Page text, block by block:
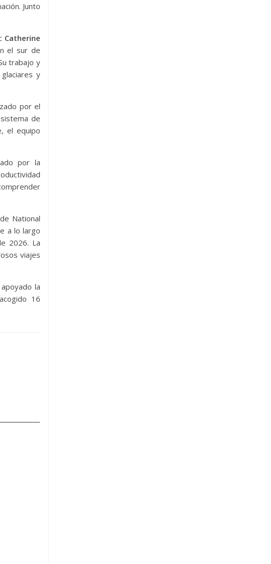
Junto
Catherine
el sur de
trabajo y
y
por el
de
el equipo
por la
National
a lo largo
2026. La
viajes
la
16